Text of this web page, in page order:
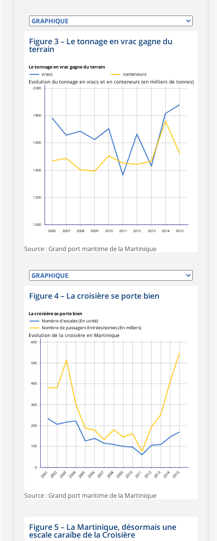
Figure 3– Le tonnage en vrac gagne du
terrain
Le tonnage en vrac gagne du terrain
1 000
1 200
1 400
1 600
1 800
2 000
Evolution du tonnage en vracs et en conteneurs (en milliers de tonnes)
2006 2007 2008 2009 2010 2011 2012 2013 2014 2015
vracs conteneurs
Source : Grand port maritime de la Martinique
Figure 4– La croisière se porte bien
La croisière se porte bien
0
100
200
300
400
500
600
Evolution de la croisière en Martinique
2001 2002 2003 2004 2005 2006 2007 2008 2009 2010 2011 2012 2013 2014 2015
Nombre d'escales (En unité)
Nombre de passagers Entrées/sorties (En milliers)
Source : Grand port maritime de la Martinique
Figure 5– La Martinique, désormais une
escale caraïbe de la Croisière